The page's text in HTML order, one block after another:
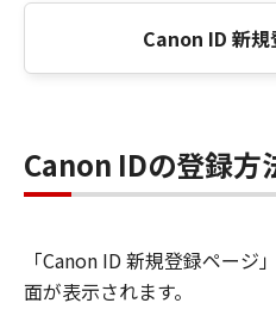
Canon ID 新規
Canon IDの登録方
「Canon ID 新規登録ページ
面が表示されます。